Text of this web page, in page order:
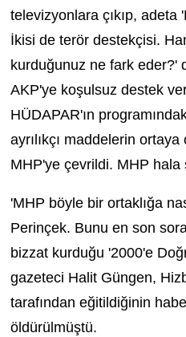
televizyonlara çıkıp, adeta
İkisi de terör destekçisi.
kurduğunuz ne fark eder?'
AKP'ye koşulsuz destek
HÜDAPAR'ın
ayrılıkçı maddelerin ortaya
MHP'ye çevrildi. MHP hala
'MHP böyle bir ortaklığa
Perinçek. Bunu en son
bizzat kurduğu '2000'e
gazeteci Halit Güngen,
tarafından eğitildiğinin
öldürülmüştü.